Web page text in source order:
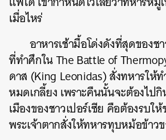
เมื่อไหร่
อาหารเช้ามื้อโด่งดังที่สุดของช
ที่ทำศึกใน The Battle of
ดาส (King Leonidas) สั่งทหารให้
หมดเกลี้ยง เพราะคืนนั้นจะต้องไป
เมืองของชาวเปอร์เซีย คือต้องรบ
พระเจ้าตากสั่งให้ทหารทุบหม้อข้าว